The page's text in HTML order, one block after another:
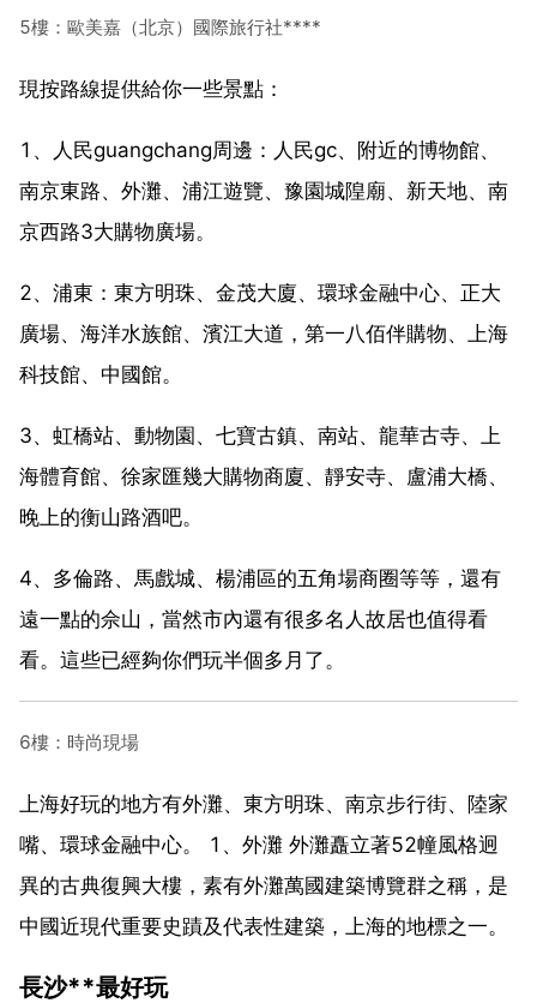
5樓：歐美嘉（北京）國際旅行社****
現按路線提供給你一些景點：
1、人民guangchang周邊：人民gc、附近的博物館、
南京東路、外灘、浦江遊覽、豫園城隍廟、新天地、南
京西路3大購物廣場。
2、浦東：東方明珠、金茂大廈、環球金融中心、正大
廣場、海洋水族館、濱江大道，第一八佰伴購物、上海
科技館、中國館。
3、虹橋站、動物園、七寶古鎮、南站、龍華古寺、上
海體育館、徐家匯幾大購物商廈、靜安寺、盧浦大橋、
晚上的衡山路酒吧。
4、多倫路、馬戲城、楊浦區的五角場商圈等等，還有
遠一點的佘山，當然市內還有很多名人故居也值得看
看。這些已經夠你們玩半個多月了。
6樓：時尚現場
上海好玩的地方有外灘、東方明珠、南京步行街、陸家
嘴、環球金融中心。 1、外灘 外灘矗立著52幢風格迥
異的古典復興大樓，素有外灘萬國建築博覽群之稱，是
中國近現代重要史蹟及代表性建築，上海的地標之一。
長沙**最好玩